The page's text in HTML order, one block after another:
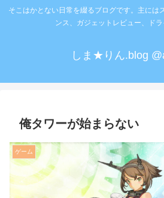
そこはかとない日常を綴るブログです。主には
ンス、ガジェットレビュー、ドラ
しま★りん.blog
俺タワーが始まらない
ゲーム